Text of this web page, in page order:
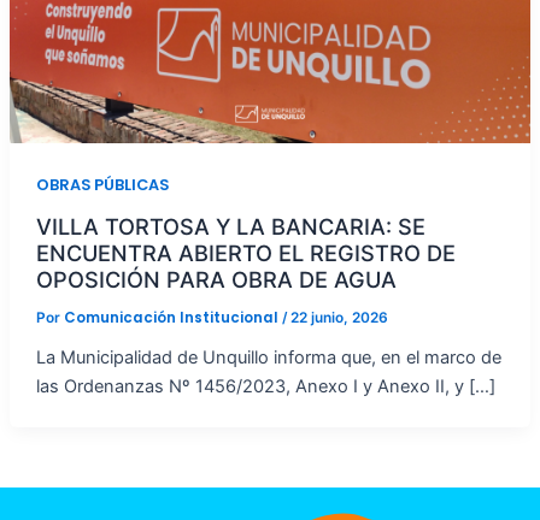
OBRAS PÚBLICAS
VILLA TORTOSA Y LA BANCARIA: SE
ENCUENTRA ABIERTO EL REGISTRO DE
OPOSICIÓN PARA OBRA DE AGUA
Por Comunicación Institucional /22 junio, 2026
La Municipalidad de Unquillo informa que, en el marco de
las Ordenanzas Nº 1456/2023, Anexo I y Anexo II, y […]